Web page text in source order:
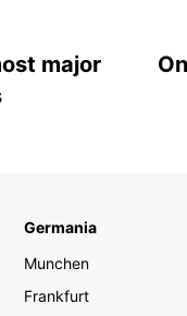
major
Germania
Munchen
Frankfurt